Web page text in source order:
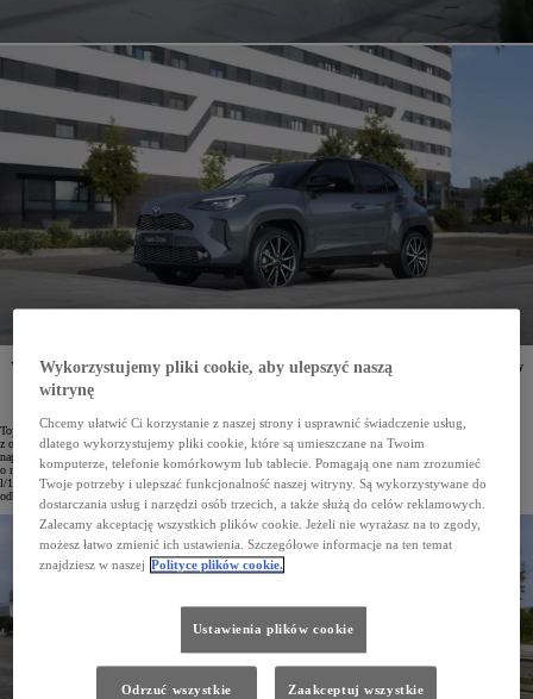
Yaris Cross to już piąty model hybrydowy Toyoty, którego sprzedaż w Polsce przekroczyła 40 tysięcy
egzemplarzy. Ten miejski crossover, będący najchętniej kupowanym modelem Toyoty w Europie
i liderem segmentu w Polsce, dostępny jest z napędem hybrydowym w dwóch wersjach: o mocy
Toyota Yaris Cross pojawiła się na polskim rynku pod koniec 2021 roku. Na początku oferowano ją
z oszczędną hybrydą o mocy 116 KM – zarówno w wersji z napędem na przednie koła, jak i z inteligentnym
napędem na wszystkie koła AWD-i. W 2024 roku do oferty dołączył mocniejszy zelektryfikowany układ
o mocy 130 KM. Niezależnie od wariantu Yaris Cross imponuje niskim zużyciem paliwa – średnio od 4,5
l/100 km w cyklu mieszanym – a dzięki efektywnej baterii nawet 80% jazdy w warunkach miejskich może
odbywać się w trybie elektrycznym.
Wykorzystujemy pliki cookie, aby ulepszyć naszą
witrynę
Chcemy ułatwić Ci korzystanie z naszej strony i usprawnić świadczenie usług,
dlatego wykorzystujemy pliki cookie, które są umieszczane na Twoim
komputerze, telefonie komórkowym lub tablecie. Pomagają one nam zrozumieć
Twoje potrzeby i ulepszać funkcjonalność naszej witryny. Są wykorzystywane do
dostarczania usług i narzędzi osób trzecich, a także służą do celów reklamowych.
Zalecamy akceptację wszystkich plików cookie. Jeżeli nie wyrażasz na to zgody,
możesz łatwo zmienić ich ustawienia. Szczegółowe informacje na ten temat
znajdziesz w naszej Polityce plików cookie.
Ustawienia plików cookie
Odrzuć wszystkie Zaakceptuj wszystkie